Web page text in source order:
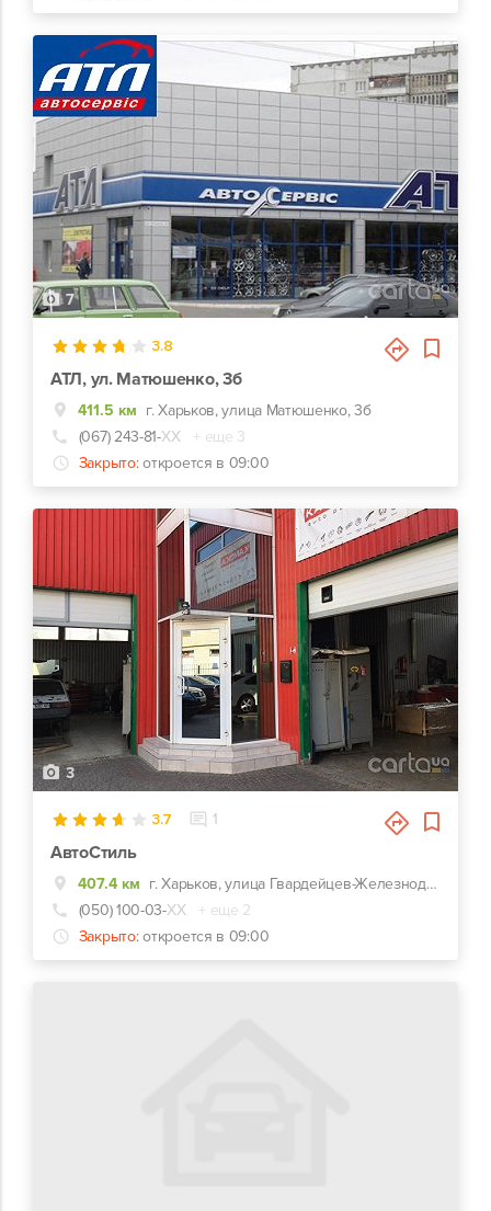
7
3.8
АТЛ, ул. Матюшенко, 3б
411.5 км г. Харьков, улица Матюшенко, 3б
(067) 243-81-ХХ
+ еще 3
Закрыто: откроется в 09:00
3
3.7 1
АвтоСтиль
407.4 км
г. Харьков, улица Гвардейцев-Железнодорожников, 11, Красно-зеленый комплекс СТО-Автомойка-Автомагазин. Недалеко от перекрестка Макдональдс на ЮЖД.
(050) 100-03-ХХ
+ еще 2
Закрыто: откроется в 09:00